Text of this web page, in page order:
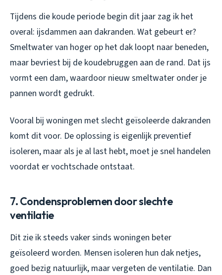
Tijdens die koude periode begin dit jaar zag ik het
overal: ijsdammen aan dakranden. Wat gebeurt er?
Smeltwater van hoger op het dak loopt naar beneden,
maar bevriest bij de koudebruggen aan de rand. Dat ijs
vormt een dam, waardoor nieuw smeltwater onder je
pannen wordt gedrukt.
Vooral bij woningen met slecht geïsoleerde dakranden
komt dit voor. De oplossing is eigenlijk preventief
isoleren, maar als je al last hebt, moet je snel handelen
voordat er vochtschade ontstaat.
7. Condensproblemen door slechte
ventilatie
Dit zie ik steeds vaker sinds woningen beter
geïsoleerd worden. Mensen isoleren hun dak netjes,
goed bezig natuurlijk, maar vergeten de ventilatie. Dan